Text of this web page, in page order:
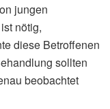
jungen
nötig,
diese Betroffenen
sollten
beobachtet